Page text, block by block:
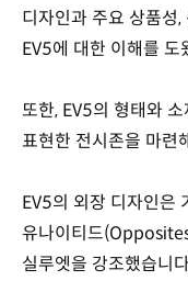
디자인과 주요 상품성
EV5에 대한 이해를 도
또한, EV5의 형태와
표현한 전시존을 마련
EV5의 외장 디자인은
유나이티드
실루엣을 강조했습니